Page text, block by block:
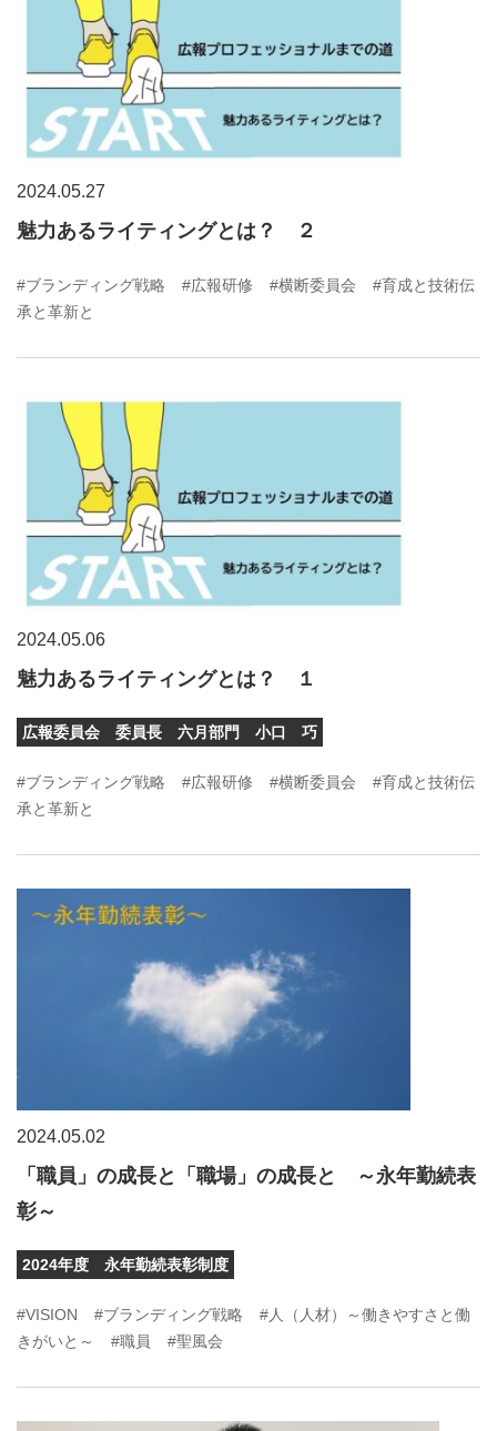
2024.05.27
魅力あるライティングとは？ ２
#ブランディング戦略 #広報研修 #横断委員会
#育成と技術伝
承と革新と
2024.05.06
魅力あるライティングとは？ １
広報委員会 委員長 六月部門 小口 巧
#ブランディング戦略 #広報研修 #横断委員会
#育成と技術伝
承と革新と
2024.05.02
「職員」の成長と「職場」の成長と ～永年勤続表
彰～
2024年度 永年勤続表彰制度
#VISION #ブランディング戦略
#人（人材）～働きやすさと働
きがいと～
#職員 #聖風会